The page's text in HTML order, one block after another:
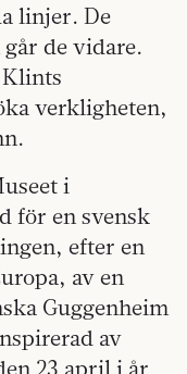
linjer. De
de vidare.
Klints
verkligheten,
i
för en svensk
efter en
av en
Guggenheim
av
23 april i år